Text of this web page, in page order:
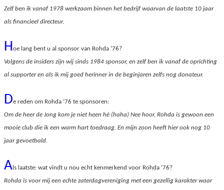
Zelf ben ik vanaf 1978 werkzaam binnen het bedrijf waarvan de laatste 10 jaar
als financieel directeur.
Hoe lang bent u al sponsor van Rohda ‘76?
Volgens de insiders zijn wij sinds 1984 sponsor, en zelf ben ik vanaf de oprichting
al supporter en als ik mij goed herinner in de beginjaren zelfs nog donateur.
De reden om Rohda ’76 te sponsoren:
Om de heer de Jong kom je niet heen hè (haha) Nee hoor, Rohda is gewoon een
mooie club die ik een warm hart toedraag. En mijn zoon heeft hier ook nog 10
jaar gevoetbald.
A ls laatste: wat vindt u nou echt kenmerkend voor Rohda ‘76?
Rohda is voor mij een echte zaterdagvereniging met een gezellig karakter waar